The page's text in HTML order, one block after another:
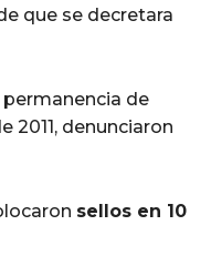
que se decretara
de
2011, denunciaron
sellos en 10